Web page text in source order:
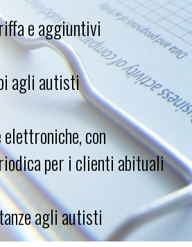
e aggiuntivi
agli autisti
con
per i clienti abituali
agli autisti